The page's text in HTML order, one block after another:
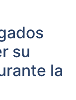
su
la